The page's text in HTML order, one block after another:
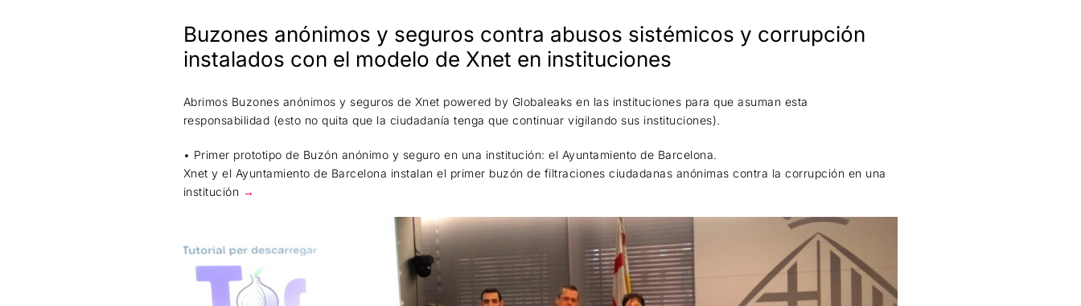
Buzones anónimos y seguros contra abusos sistémicos y corrupción
instalados con el modelo de Xnet en instituciones
Abrimos Buzones anónimos y seguros de Xnet powered by Globaleaks en las instituciones para que asuman esta
responsabilidad (esto no quita que la ciudadanía tenga que continuar vigilando sus instituciones).
• Primer prototipo de Buzón anónimo y seguro en una institución: el Ayuntamiento de Barcelona.
Xnet y el Ayuntamiento de Barcelona instalan el primer buzón de filtraciones ciudadanas anónimas contra la corrupción en una
institución →